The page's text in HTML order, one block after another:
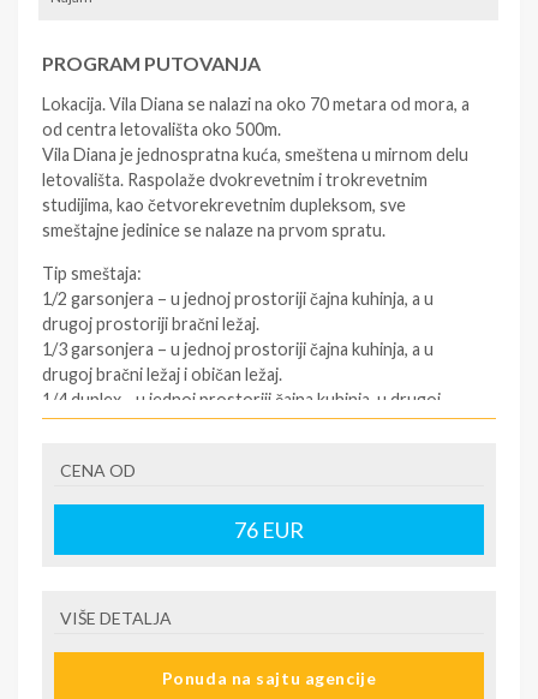
PROGRAM PUTOVANJA
Lokacija. Vila Diana se nalazi na oko 70 metara od mora, a
od centra letovališta oko 500m.
Vila Diana je jednospratna kuća, smeštena u mirnom delu
letovališta. Raspolaže dvokrevetnim i trokrevetnim
studijima, kao četvorekrevetnim dupleksom, sve
smeštajne jedinice se nalaze na prvom spratu.
Tip smeštaja:
1/2 garsonjera – u jednoj prostoriji čajna kuhinja, a u
drugoj prostoriji bračni ležaj.
1/3 garsonjera – u jednoj prostoriji čajna kuhinja, a u
drugoj bračni ležaj i običan ležaj.
1/4 duplex - u jednoj prostoriji čajna kuhinja, u drugoj
prostoriji dva obična ležaja i u trećoj prostoriji jedan
ležaja od našeg standarda.
Grčki standard za normalni ležaj je 185cm-200cm sa 75-
CENA OD
76 EUR
VIŠE DETALJA
Ponuda na sajtu agencije